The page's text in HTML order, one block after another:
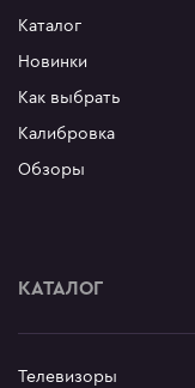
Каталог
Новинки
Как выбрать
Калибровка
Обзоры
КАТАЛОГ
Телевизоры